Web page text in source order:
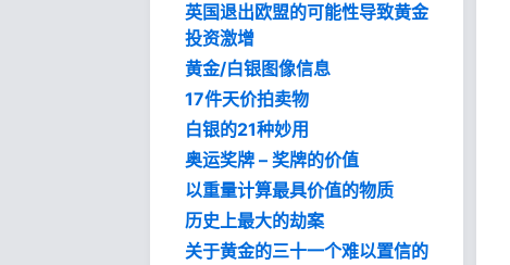
英国退出欧盟的可能性导致黄金
投资激增
黄金/白银图像信息
17件天价拍卖物
白银的21种妙用
奥运奖牌 – 奖牌的价值
以重量计算最具价值的物质
历史上最大的劫案
关于黄金的三十一个难以置信的